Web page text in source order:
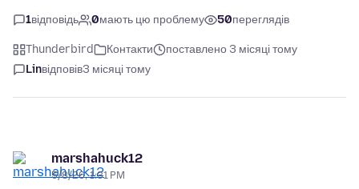
1відповідь 0мають цю проблему 50переглядів
Thunderbird Контакти
поставлено 3 місяці тому
Linвідповів3 місяці тому
marshahuck12
5/8/26, 1:31 PM